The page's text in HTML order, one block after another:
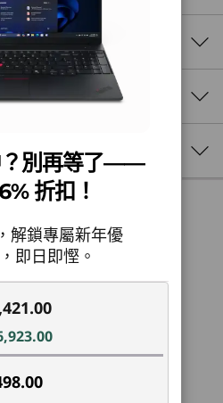
？別再等了——
折扣！
解鎖專屬新年優
即日即慳。
能，以滿足高
作流程
器，提供卓越的多工處理效
佳化提升生產力。 其小巧
處理能力，非常適合隨時隨
推薦商務用 Windows 11
）的 AI 效能
to compare?
記憶體 儲存裝置
ThinkPad E16
Gen 2 (16″
Gen 7
供幫助。
AM-06：00PM
聯繫客服！